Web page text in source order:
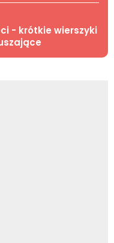
- krótkie wierszyki